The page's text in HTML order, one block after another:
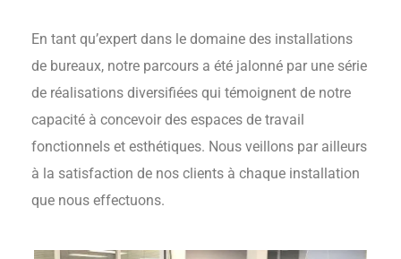
En tant qu’expert dans le domaine des installations
de bureaux, notre parcours a été jalonné par une série
de réalisations diversifiées qui témoignent de notre
capacité à concevoir des espaces de travail
fonctionnels et esthétiques. Nous veillons par ailleurs
à la satisfaction de nos clients à chaque installation
que nous effectuons.